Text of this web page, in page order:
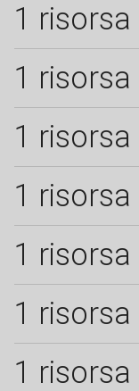
1 risorsa
1 risorsa
1 risorsa
1 risorsa
1 risorsa
1 risorsa
1 risorsa